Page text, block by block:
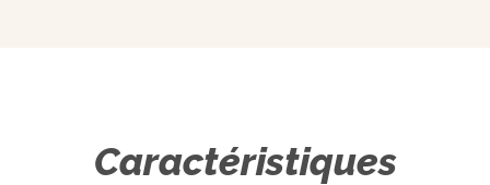
Caractéristiques